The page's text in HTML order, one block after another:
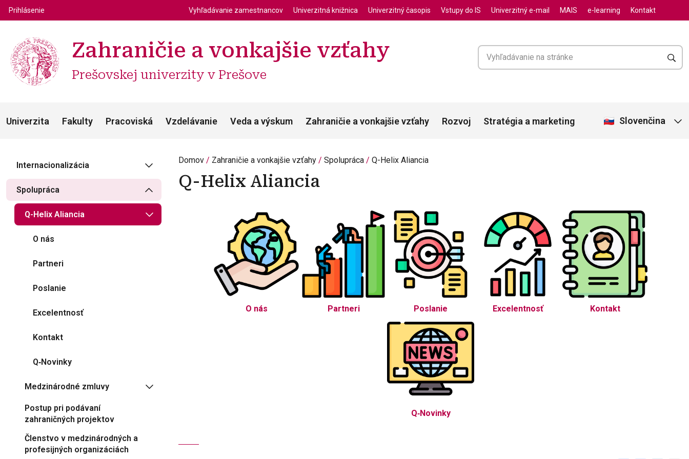
Skočiť na hlavný obsah
Používateľské menu
Prihlásenie Top menu
Vyhľadávanie zamestnancov Univerzitná knižnica Univerzitný časopis Vstupy do IS Univerzitný e-mail MAIS e-learning Kontakt
Zahraničie a vonkajšie vzťahy
Prešovskej univerzity v Prešove
Univerzita Fakulty Pracoviská Vzdelávanie Veda a výskum Zahraničie a vonkajšie vzťahy Rozvoj Stratégia a marketing Slovenčina
Domov Zahraničie a vonkajšie vzťahy Spolupráca Q-Helix Aliancia
Q-Helix Aliancia
O nás Partneri Poslanie Excelentnosť Kontakt
Q‑Novinky
Internacionalizácia
Spolupráca
Q-Helix Aliancia
O nás
Partneri
Poslanie
Excelentnosť
Kontakt
Q‑Novinky
Medzinárodné zmluvy
Postup pri podávaní
zahraničných projektov
Členstvo v medzinárodných a
profesijných organizáciách